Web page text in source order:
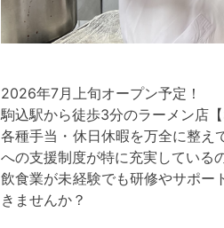
2026年7月上旬オープン予定！
駒込駅から徒歩3分のラーメン店
各種手当・休日休暇を万全に整え
への支援制度が特に充実している
飲食業が未経験でも研修やサポー
きませんか？